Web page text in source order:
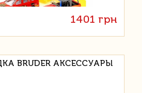
1401 грн
BRUDER АКСЕССУАРЫ